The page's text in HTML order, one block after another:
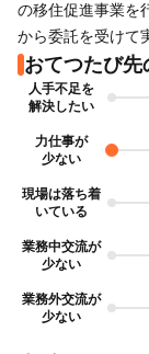
の移住促進事業を
から委託を受けて
おてつたび
人手不足を
力仕事が
現場は落ち着
いている
業務中交流が
業務外交流が